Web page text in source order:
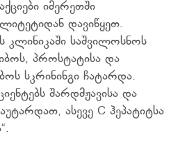
იმერეთში
დავიწყეთ.
კლინიკაში საშვილოსნოს
პროსტატისა და
სკრინინგი ჩატარდა.
შარდმჟავისა და
ასევე C ჰეპატიტსა